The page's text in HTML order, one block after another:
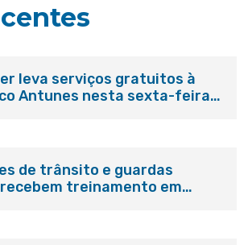
leva serviços gratuitos à
Antunes nesta sexta-feira
de trânsito e guardas
treinamento em